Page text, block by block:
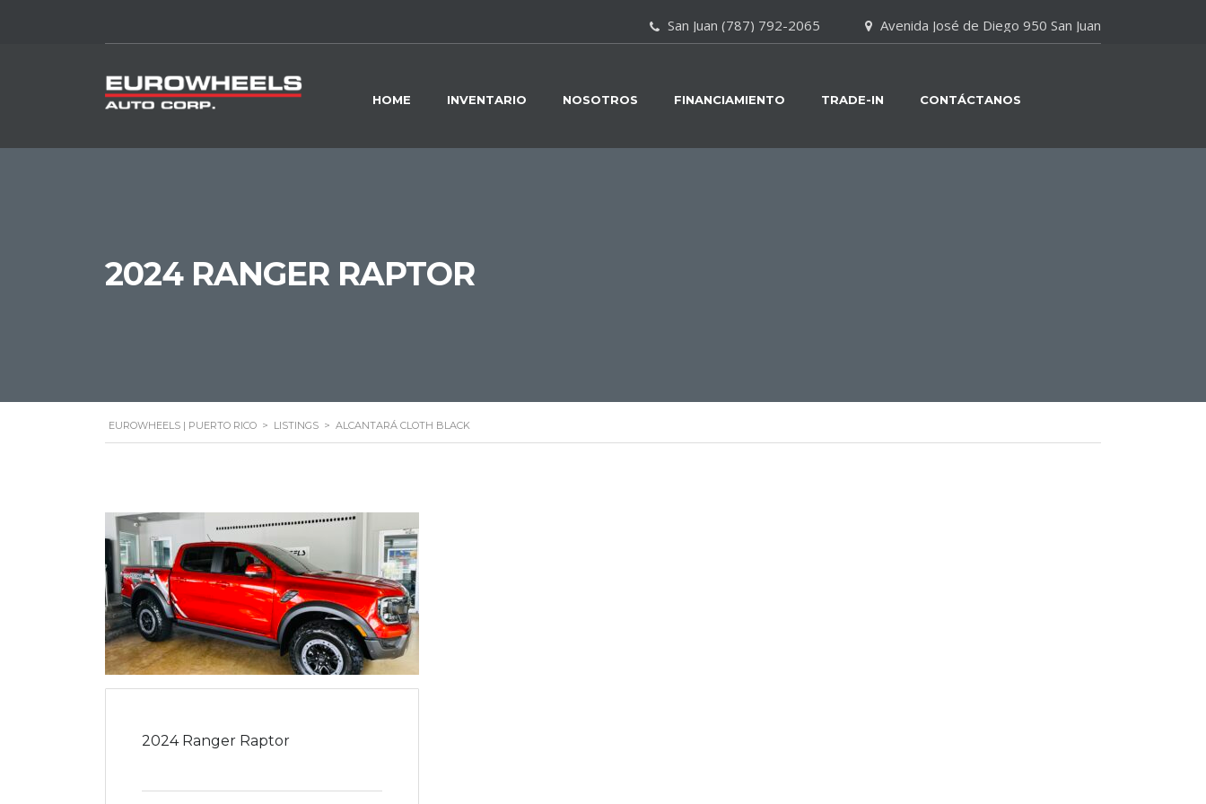
Avenida José de Diego 950 San Juan
San Juan (787) 792-2065
HOME INVENTARIO NOSOTROS FINANCIAMIENTO TRADE-IN CONTÁCTANOS
2024 RANGER RAPTOR
EUROWHEELS | PUERTO RICO > LISTINGS > ALCANTARÁ CLOTH BLACK
2024 Ranger Raptor